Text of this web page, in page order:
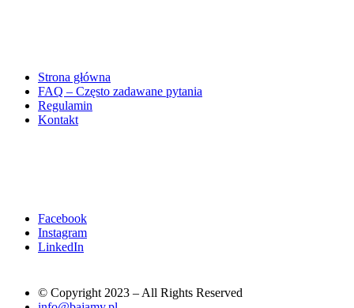
Strona główna
FAQ – Często zadawane pytania
Regulamin
Kontakt
Facebook
Instagram
LinkedIn
© Copyright 2023 – All Rights Reserved